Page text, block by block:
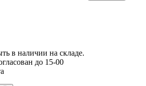
в наличии на складе.
до 15-00